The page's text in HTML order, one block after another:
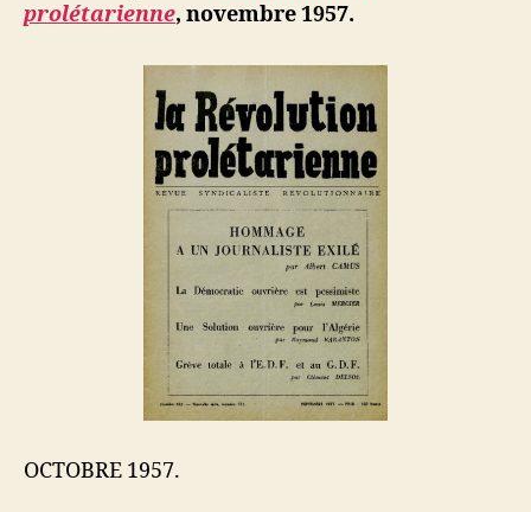
prolétarienne, novembre 1957.
OCTOBRE 1957.